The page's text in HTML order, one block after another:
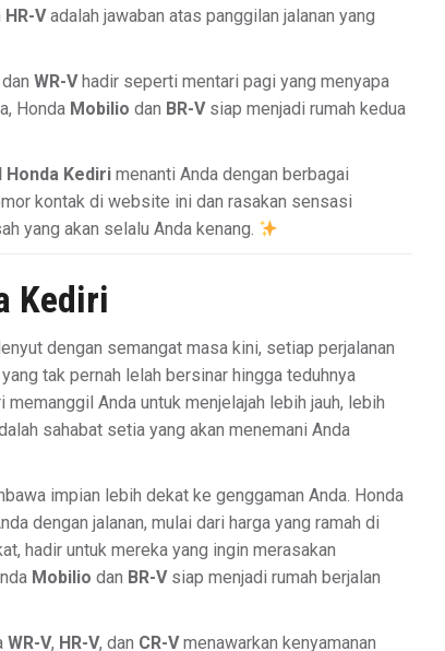
HR-Vadalah jawaban atas panggilan jalanan yang
dan WR-Vhadir seperti mentari pagi yang menyapa
Honda Mobilio dan BR-Vsiap menjadi rumah kedua
Kediri menanti Anda dengan berbagai
kontak di website ini dan rasakan sensasi
yang akan selalu Anda kenang.
Kediri
dengan semangat masa kini, setiap perjalanan
tak pernah lelah bersinar hingga teduhnya
Anda untuk menjelajah lebih jauh, lebih
sahabat setia yang akan menemani Anda
impian lebih dekat ke genggaman Anda. Honda
dengan jalanan, mulai dari harga yang ramah di
hadir untuk mereka yang ingin merasakan
Mobilio dan BR-Vsiap menjadi rumah berjalan
WR-V, HR-V, dan CR-Vmenawarkan kenyamanan